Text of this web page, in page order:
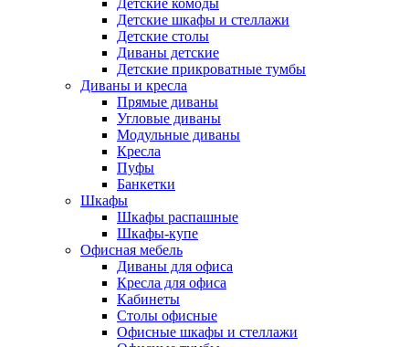
Детские шкафы и стеллажи
Детские столы
Диваны детские
Детские прикроватные тумбы
Диваны и кресла
Прямые диваны
Угловые диваны
Модульные диваны
Кресла
Пуфы
Банкетки
Шкафы
Шкафы распашные
Шкафы-купе
Офисная мебель
Диваны для офиса
Кресла для офиса
Кабинеты
Столы офисные
Офисные шкафы и стеллажи